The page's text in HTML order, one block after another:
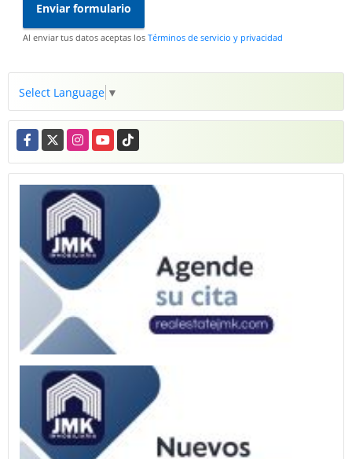
Enviar formulario
Al enviar tus datos aceptas los Términos de servicio y privacidad
Select Language ▼
Facebook
X InstagramYouTubeTikTok